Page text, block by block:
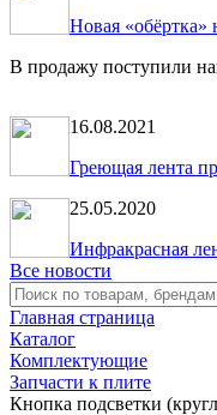
Новая «обёртка»
В продажу поступили
16.08.2021
Греющая лента
25.05.2020
Инфракрасная
Все новости
Главная страница
Каталог
Комплектующие
Запчасти к плите
Кнопка подсветки